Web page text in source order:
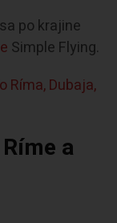
po krajine
Simple Flying.
Ríma, Dubaja,
a